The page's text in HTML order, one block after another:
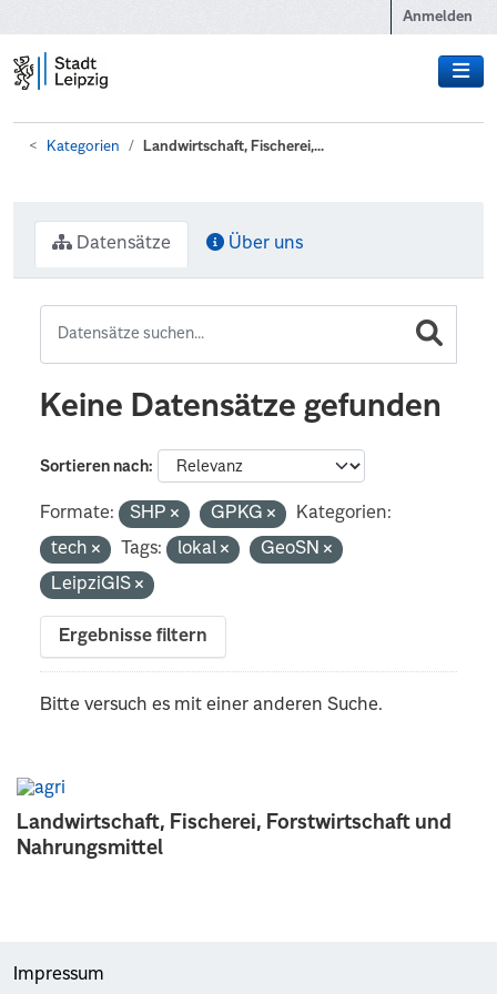
Anmelden
Kategorien Landwirtschaft, Fischerei,...
Landwirtschaft, Fischerei, Forstwirtschaft und
Nahrungsmittel
Datensätze Über uns
Keine Datensätze gefunden
Sortieren nach
Formate: SHP GPKG
Kategorien:
tech
Tags: lokal
GeoSN
LeipziGIS
Ergebnisse filtern
Bitte versuch es mit einer anderen Suche.
Impressum